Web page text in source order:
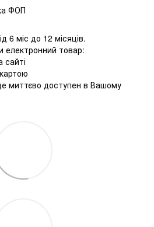
ФОП
6 міс до 12 місяців.
електронний товар:
сайті
миттєво доступен в Вашому